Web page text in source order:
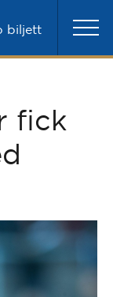
biljett
fick